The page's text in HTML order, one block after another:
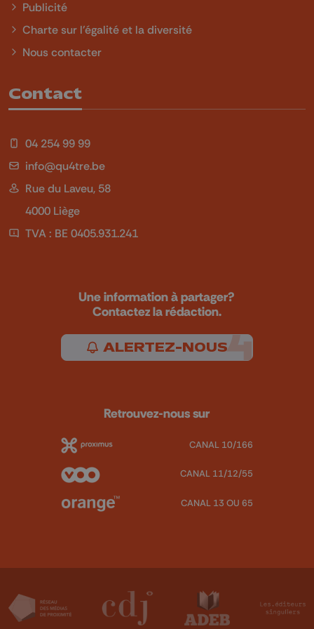
Publicité
Charte sur l'égalité et la diversité
Nous contacter
Contact
04 254 99 99
info@qu4tre.be
Rue du Laveu, 58
4000 Liège
TVA : BE 0405.931.241
Une information à partager?
Contactez la rédaction.
ALERTEZ-NOUS
Retrouvez-nous sur
CANAL 10/166
CANAL 11/12/55
CANAL 13 OU 65